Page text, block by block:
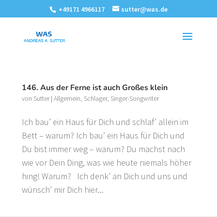
+49171 4966117 sutter@was.de
146. Aus der Ferne ist auch Großes klein
von Sutter| Allgemein, Schlager, Singer-Songwriter
Ich bau’ ein Haus für Dich und schlaf’ allein im
Bett – warum? Ich bau’ ein Haus für Dich und
Du bist immer weg – warum? Du machst nach
wie vor Dein Ding, was wie heute niemals höher
hing! Warum? Ich denk’ an Dich und uns und
wünsch’ mir Dich hier...